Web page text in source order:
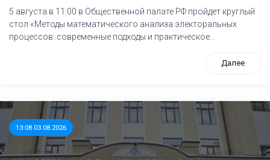
5 августа в 11:00 в Общественной палате РФ пройдет круглый
стол «Методы математического анализа электоральных
процессов: современные подходы и практическое...
Далее
13:08 03.08.2026